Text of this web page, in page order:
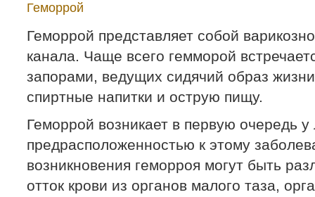
Геморрой
Геморрой представляет собой
канала. Чаще всего гемморой
запорами, ведущих сидячий образ
спиртные напитки и острую пищу.
Геморрой возникает в первую очередь
предрасположенностью к этому
возникновения геморроя могут быть
отток крови из органов малого таза,